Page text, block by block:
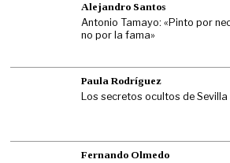
Alejandro Santos
Antonio Tamayo: «Pinto por
no por la fama»
Paula Rodríguez
Los secretos ocultos de Sevilla
Fernando Olmedo